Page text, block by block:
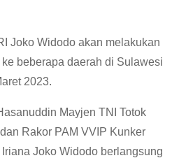
Joko Widodo akan melakukan
beberapa daerah di Sulawesi
2023.
Mayjen TNI Totok
Rakor PAM VVIP Kunker
Joko Widodo berlangsung